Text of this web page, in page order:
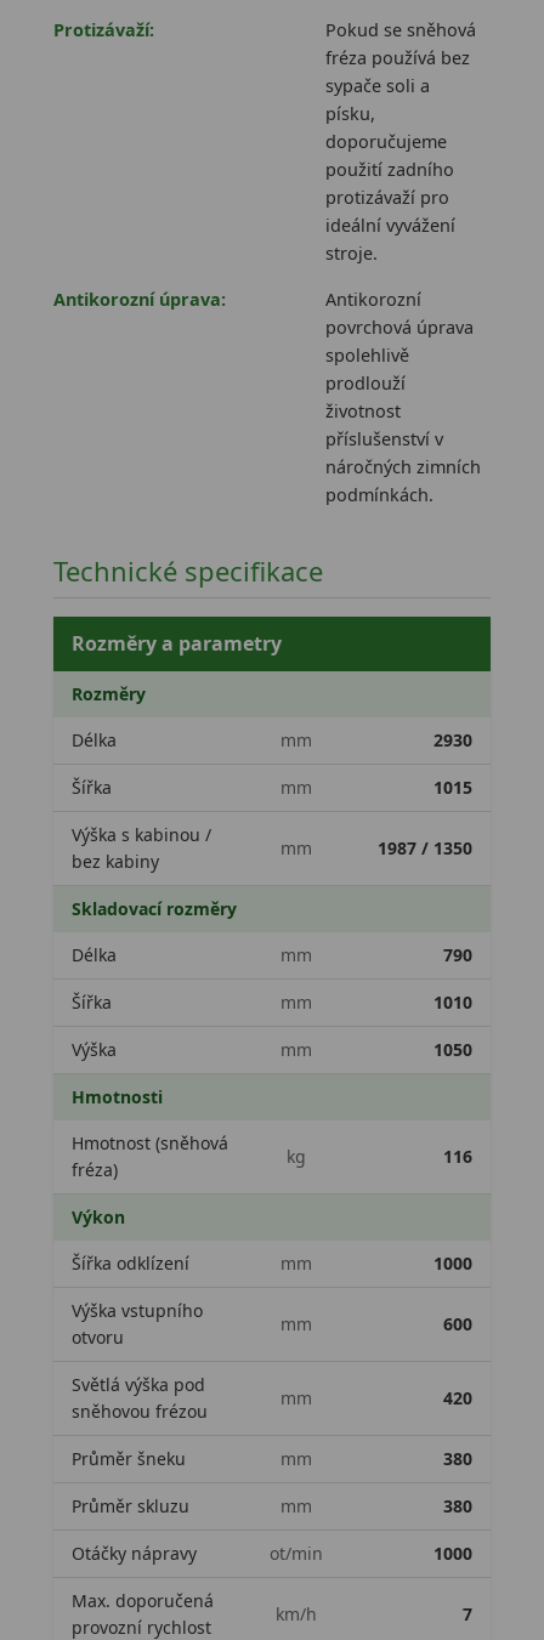
Protizávaží:
Pokud se sněhová
fréza používá bez
sypače soli a
písku,
doporučujeme
použití zadního
protizávaží pro
ideální vyvážení
stroje.
Antikorozní úprava:
Antikorozní
povrchová úprava
spolehlivě
prodlouží
životnost
příslušenství v
náročných zimních
podmínkách.
Technické specifikace
Rozměry a parametry
Rozměry
Délka
mm 2930
Šířka mm 1015
Výška s kabinou /
bez kabiny
mm 1987 / 1350
Skladovací rozměry
Délka
mm 790
Šířka mm 1010
Výška mm 1050
Hmotnosti
Hmotnost (sněhová
fréza)
kg 116
Výkon
Šířka odklízení
mm 1000
Výška vstupního
otvoru
mm 600
Světlá výška pod
sněhovou frézou
mm 420
Průměr šneku mm 380
Průměr skluzu mm 380
Otáčky nápravy ot/min 1000
Max. doporučená
provozní rychlost
km/h 7